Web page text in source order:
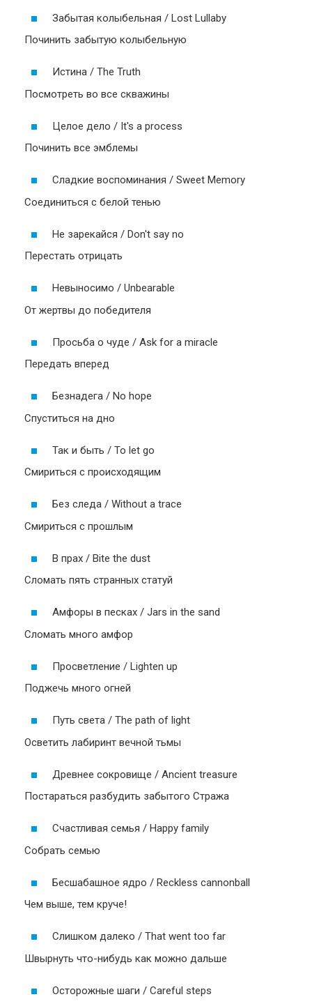
Забытая колыбельная / Lost Lullaby
Починить забытую колыбельную
Истина / The Truth
Посмотреть во все скважины
Целое дело / It's a process
Починить все эмблемы
Сладкие воспоминания / Sweet Memory
Соединиться с белой тенью
Не зарекайся / Don't say no
Перестать отрицать
Невыносимо / Unbearable
От жертвы до победителя
Просьба о чуде / Ask for a miracle
Передать вперед
Безнадега / No hope
Спуститься на дно
Так и быть / To let go
Смириться с происходящим
Без следа / Without a trace
Смириться с прошлым
В прах / Bite the dust
Сломать пять странных статуй
Амфоры в песках / Jars in the sand
Сломать много амфор
Просветление / Lighten up
Поджечь много огней
Путь света / The path of light
Осветить лабиринт вечной тьмы
Древнее сокровище / Ancient treasure
Постараться разбудить забытого Стража
Счастливая семья / Happy family
Собрать семью
Бесшабашное ядро / Reckless cannonball
Чем выше, тем круче!
Слишком далеко / That went too far
Швырнуть что-нибудь как можно дальше
Осторожные шаги / Careful steps